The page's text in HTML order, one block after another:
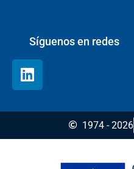
Síguenos en redes
1974 - 2026